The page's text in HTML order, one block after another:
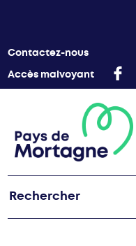
Contactez-nous
Accès malvoyant